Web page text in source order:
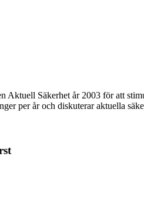
Säkerhet år 2003 för att
per år och diskuterar aktuella